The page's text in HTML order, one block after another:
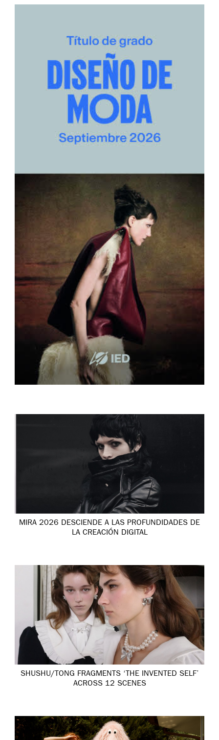
MIRA 2026 DESCIENDE A LAS PROFUNDIDADES DE
LA CREACIÓN DIGITAL
SHUSHU/TONG FRAGMENTS ‘THE INVENTED SELF’
ACROSS 12 SCENES